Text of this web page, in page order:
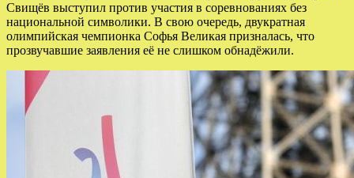
Свищёв выступил против участия в соревнованиях без
национальной символики. В свою очередь, двукратная
олимпийская чемпионка Софья Великая призналась, что
прозвучавшие заявления её не слишком обнадёжили.